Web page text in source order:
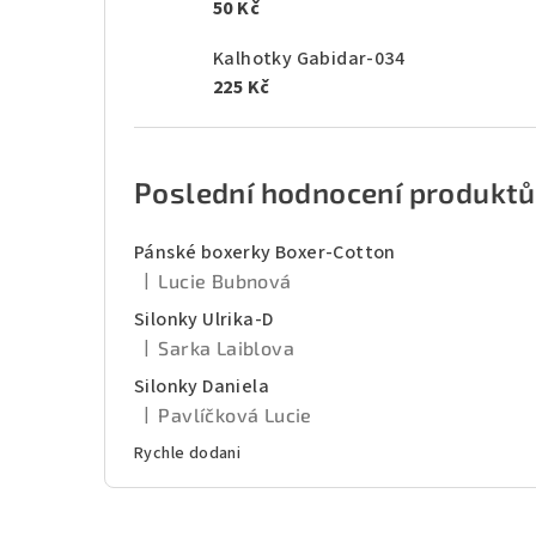
50 Kč
Kalhotky Gabidar-034
225 Kč
Poslední hodnocení produktů
Pánské boxerky Boxer-Cotton
Hodnocení produktu je 5 z 5 hvězdiček.
Lucie Bubnová
Silonky Ulrika-D
Hodnocení produktu je 5 z 5 hvězdiček.
Sarka Laiblova
Silonky Daniela
Hodnocení produktu je 5 z 5 hvězdiček.
Pavlíčková Lucie
Rychle dodani